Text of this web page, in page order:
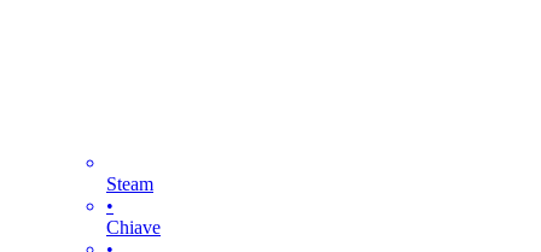
Steam
•
Chiave